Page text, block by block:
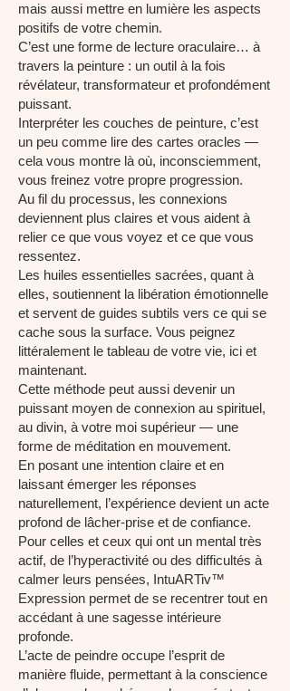
mais aussi mettre en lumière les aspects
positifs de votre chemin.
C’est une forme de lecture oraculaire… à
travers la peinture : un outil à la fois
révélateur, transformateur et profondément
puissant.
Interpréter les couches de peinture, c’est
un peu comme lire des cartes oracles —
cela vous montre là où, inconsciemment,
vous freinez votre propre progression.
Au fil du processus, les connexions
deviennent plus claires et vous aident à
relier ce que vous voyez et ce que vous
ressentez.
Les huiles essentielles sacrées, quant à
elles, soutiennent la libération émotionnelle
et servent de guides subtils vers ce qui se
cache sous la surface. Vous peignez
littéralement le tableau de votre vie, ici et
maintenant.
Cette méthode peut aussi devenir un
puissant moyen de connexion au spirituel,
au divin, à votre moi supérieur — une
forme de méditation en mouvement.
En posant une intention claire et en
laissant émerger les réponses
naturellement, l’expérience devient un acte
profond de lâcher-prise et de confiance.
Pour celles et ceux qui ont un mental très
actif, de l’hyperactivité ou des difficultés à
calmer leurs pensées, IntuARTiv™
Expression permet de se recentrer tout en
accédant à une sagesse intérieure
profonde.
L’acte de peindre occupe l’esprit de
manière fluide, permettant à la conscience